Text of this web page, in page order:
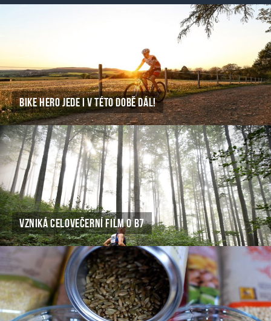
BIKE HERO JEDE I V TÉTO DOBĚ DÁL!
VZNIKÁ CELOVEČERNÍ FILM O B7